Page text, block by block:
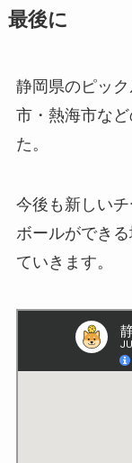
最後に
静岡県のピッ
市・熱海市な
た。
今後も新しい
ボールができ
ていきます。